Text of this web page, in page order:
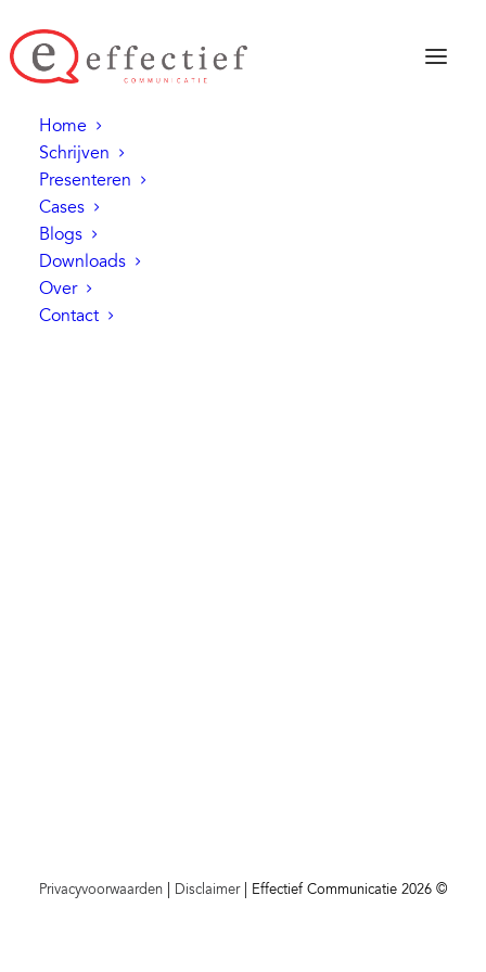
Home
Schrijven
Presenteren
Cases
Blogs
Downloads
Over
Contact
Beoordelingen
Privacyvoorwaarden Disclaimer| Effectief Communicatie 2026 ©